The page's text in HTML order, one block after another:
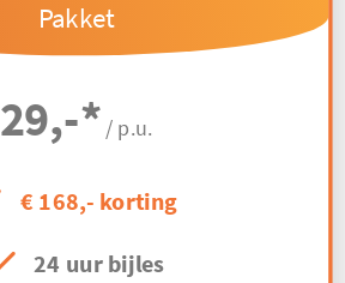
Pakket
29,-* / p.u.
€ 168,- korting
24 uur bijles